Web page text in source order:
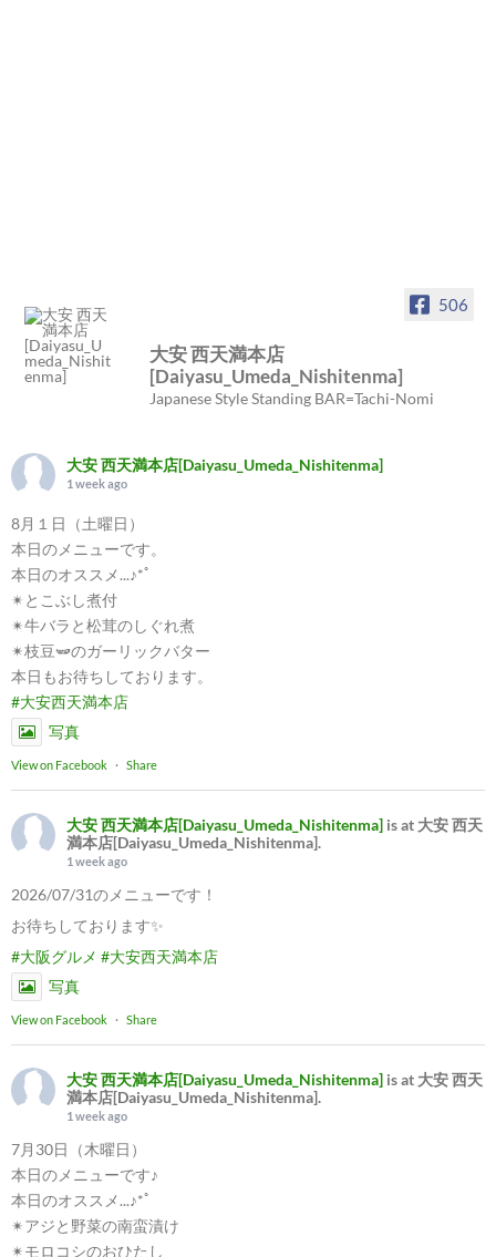
506
大安 西天満本店
[Daiyasu_Umeda_Nishitenma]
Japanese Style Standing BAR=Tachi-Nomi
大安 西天満本店[Daiyasu_Umeda_Nishitenma]
1 week ago
8月１日（土曜日）
本日のメニューです。
本日のオススメ...♪*ﾟ
✴︎とこぶし煮付
✴︎牛バラと松茸のしぐれ煮
✴︎枝豆🫛のガーリックバター
本日もお待ちしております。
#大安西天満本店
写真
View on Facebook · Share
大安 西天満本店[Daiyasu_Umeda_Nishitenma] is at 大安 西天
満本店[Daiyasu_Umeda_Nishitenma].
1 week ago
2026/07/31のメニューです！
お待ちしております✨
#大阪グルメ #大安西天満本店
写真
View on Facebook · Share
大安 西天満本店[Daiyasu_Umeda_Nishitenma] is at 大安 西天
満本店[Daiyasu_Umeda_Nishitenma].
1 week ago
7月30日（木曜日）
本日のメニューです♪
本日のオススメ...♪*ﾟ
✴︎アジと野菜の南蛮漬け
✴︎モロコシのおひたし